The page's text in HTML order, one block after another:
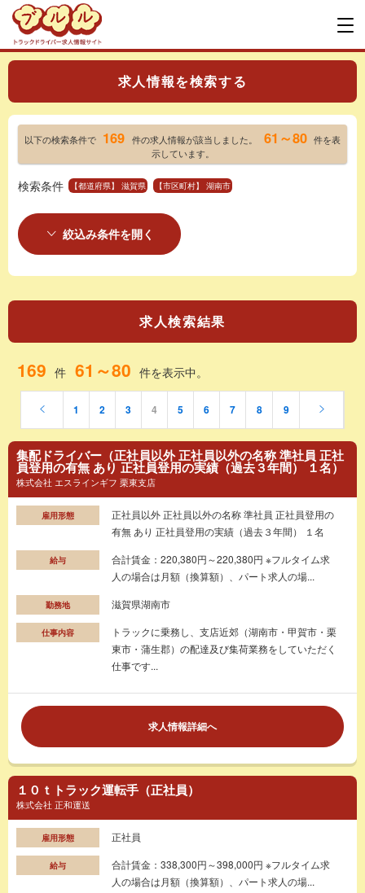
求人情報を検索する
以下の検索条件で 169 件の求人情報が該当しました。 61～80 件を表
示しています。
検索条件 【都道府県】 滋賀県 【市区町村】 湖南市
絞込み条件を開く
求人検索結果
169 件 61～80 件を表示中。
1 2 3 4 5 6 7 8 9
集配ドライバー（正社員以外 正社員以外の名称 準社員 正社
員登用の有無 あり 正社員登用の実績（過去３年間） １名）
株式会社 エスラインギフ 栗東支店
雇用形態
正社員以外 正社員以外の名称 準社員 正社員登用の
有無 あり 正社員登用の実績（過去３年間） １名
給与
合計賃金：220,380円～220,380円 ※フルタイム求
人の場合は月額（換算額）、パート求人の場...
勤務地 滋賀県湖南市
仕事内容
トラックに乗務し、支店近郊（湖南市・甲賀市・栗
東市・蒲生郡）の配達及び集荷業務をしていただく
仕事です...
求人情報詳細へ
１０ｔトラック運転手（正社員）
株式会社 正和運送
雇用形態 正社員
給与
合計賃金：338,300円～398,000円 ※フルタイム求
人の場合は月額（換算額）、パート求人の場...